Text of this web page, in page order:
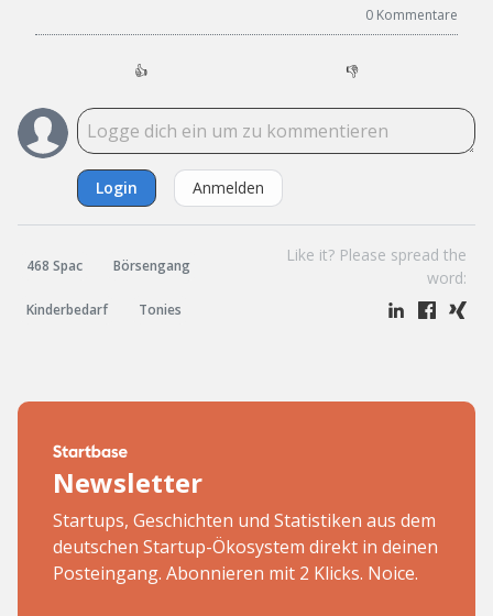
0 Kommentare
👍 👎
Login Anmelden
468 Spac Börsengang
Kinderbedarf Tonies
Like it? Please spread the
word:
Newsletter
Startups, Geschichten und Statistiken aus dem
deutschen Startup-Ökosystem direkt in deinen
Posteingang. Abonnieren mit 2 Klicks. Noice.